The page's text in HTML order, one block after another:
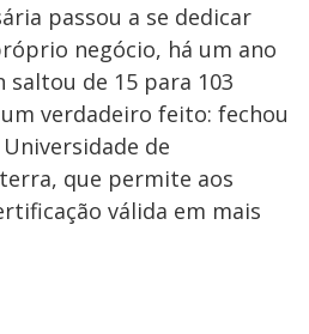
passou a se dedicar
negócio, há um ano
saltou de 15 para 103
verdadeiro feito: fechou
de
que permite aos
válida em mais